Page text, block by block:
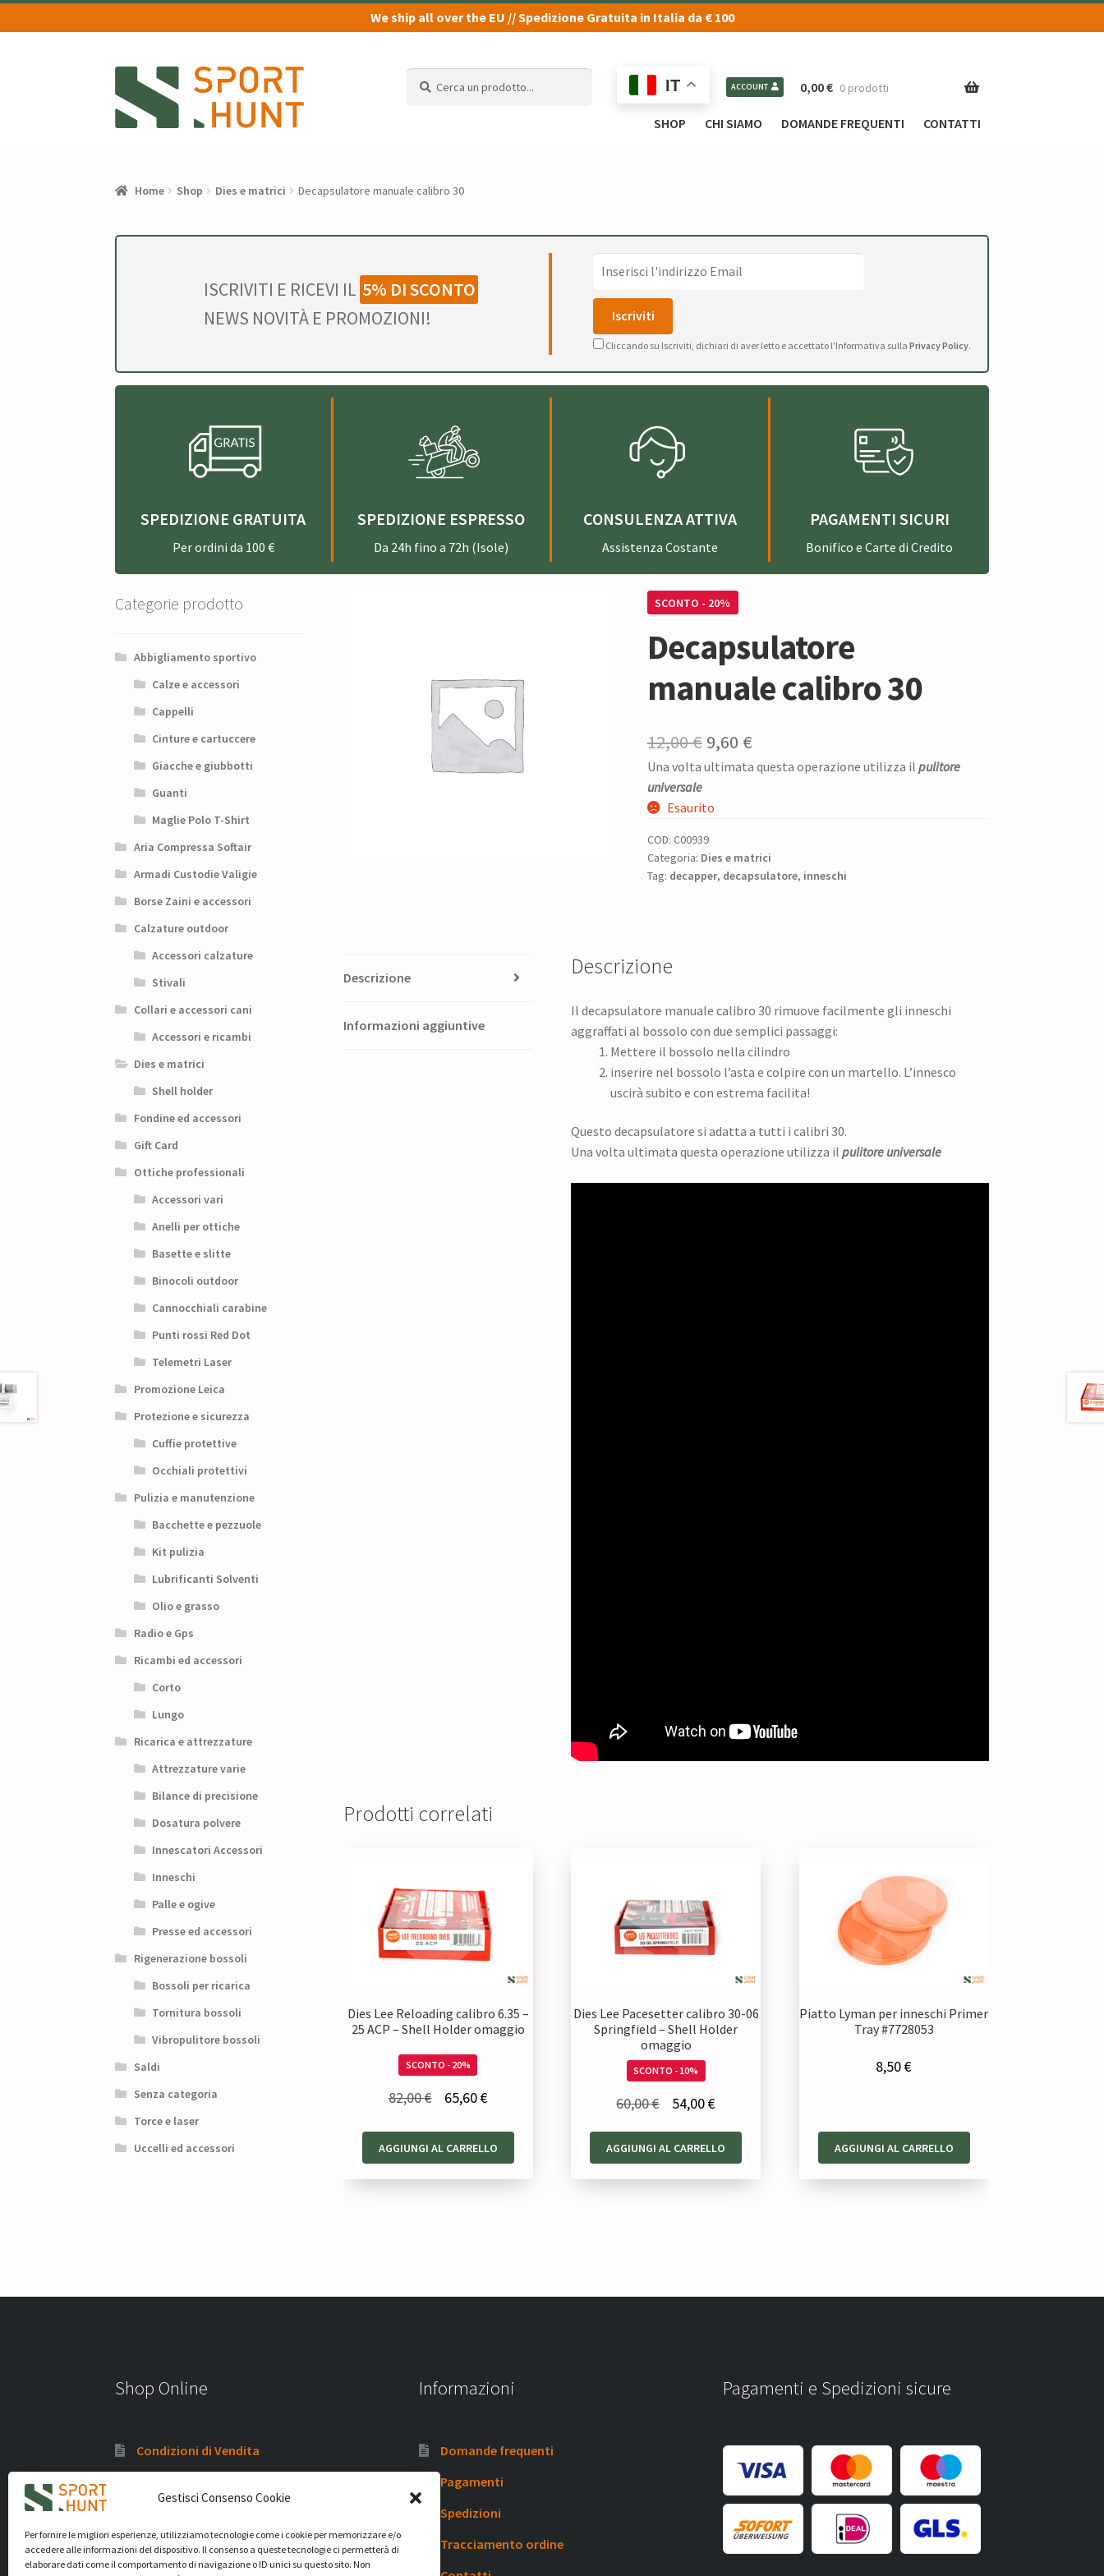
Gestisci Consenso Cookie
Per fornire le migliori esperienze, utilizziamo tecnologie come i cookie per memorizzare e/o
accedere alle informazioni del dispositivo. Il consenso a queste tecnologie ci permetterà di
elaborare dati come il comportamento di navigazione o ID unici su questo sito. Non
We ship all over the EU // Spedizione Gratuita in Italia da € 100
alla
navigazione
al
contenuto
IT ACCOUNT 0,00€ 0 prodotti
SHOP CHI SIAMO DOMANDE FREQUENTI CONTATTI
Home Shop Dies e matrici Decapsulatore manuale calibro 30
ISCRIVITI E RICEVI IL 5% DI SCONTO
NEWS NOVITÀ E PROMOZIONI!
Cliccando su Iscriviti, dichiari di aver letto e accettato l'Informativa sulla Privacy Policy.
SPEDIZIONE GRATUITA
Per ordini da 100 €
SPEDIZIONE ESPRESSO
Da 24h fino a 72h (Isole)
CONSULENZA ATTIVA
Assistenza Costante
PAGAMENTI SICURI
Bonifico e Carte di Credito
SCONTO - 20%
Decapsulatore
manuale calibro 30
12,00€ Il
prezzo
originale
12,00 €.
9,60 €Il
prezzo
9,60 €.
Una volta ultimata questa operazione utilizza il pulitore
universale
Esaurito
COD: C00939
Categoria: Dies e matrici
Tag: decapper, decapsulatore, inneschi
Descrizione
Informazioni aggiuntive
Descrizione
Il decapsulatore manuale calibro 30 rimuove facilmente gli inneschi
aggraffati al bossolo con due semplici passaggi:
Mettere il bossolo nella cilindro
inserire nel bossolo l’asta e colpire con un martello. L’innesco
uscirà subito e con estrema facilita!
Questo decapsulatore si adatta a tutti i calibri 30.
Una volta ultimata questa operazione utilizza ilpulitore universale
Prodotti correlati
Dies Lee Reloading calibro 6.35 –
25 ACP – Shell Holder omaggio
SCONTO - 20%
82,00€
originale
era:
65,60€Il
attuale
è:
AGGIUNGI AL CARRELLO
Dies Lee Pacesetter calibro 30-06
Springfield – Shell Holder
omaggio
SCONTO - 10%
60,00€
originale
54,00€Il
attuale
AGGIUNGI AL CARRELLO
Piatto Lyman per inneschi Primer
Tray #7728053
8,50€
AGGIUNGI AL CARRELLO
Categorie prodotto
Abbigliamento sportivo
Calze e accessori
Cappelli
Cinture e cartuccere
Giacche e giubbotti
Guanti
Maglie Polo T-Shirt
Aria Compressa Softair
Armadi Custodie Valigie
Borse Zaini e accessori
Calzature outdoor
Accessori calzature
Stivali
Collari e accessori cani
Accessori e ricambi
Dies e matrici
Shell holder
Fondine ed accessori
Gift Card
Ottiche professionali
Accessori vari
Anelli per ottiche
Basette e slitte
Binocoli outdoor
Cannocchiali carabine
Punti rossi Red Dot
Telemetri Laser
Promozione Leica
Protezione e sicurezza
Cuffie protettive
Occhiali protettivi
Pulizia e manutenzione
Bacchette e pezzuole
Kit pulizia
Lubrificanti Solventi
Olio e grasso
Radio e Gps
Ricambi ed accessori
Corto
Lungo
Ricarica e attrezzature
Attrezzature varie
Bilance di precisione
Dosatura polvere
Innescatori Accessori
Inneschi
Palle e ogive
Presse ed accessori
Rigenerazione bossoli
Bossoli per ricarica
Tornitura bossoli
Vibropulitore bossoli
Saldi
Senza categoria
Torce e laser
Uccelli ed accessori
Shop Online
Condizioni di Vendita
Cookie Policy (UE)
Informazioni
Domande frequenti
Pagamenti
Spedizioni
Tracciamento ordine
Pagamenti e Spedizioni sicure